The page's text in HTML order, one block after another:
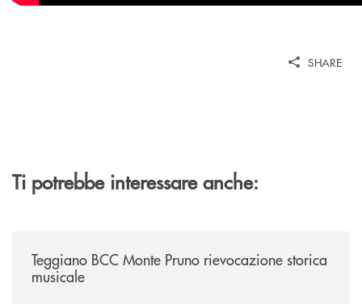
SHARE
Ti potrebbe interessare anche:
Teggiano BCC Monte Pruno rievocazione storica
musicale